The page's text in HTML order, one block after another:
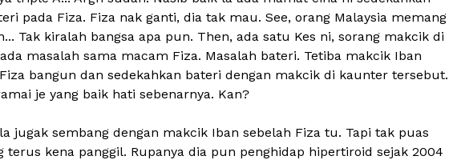
pada Fiza. Fiza nak ganti, dia tak mau. See, orang Malaysia memang
Tak kiralah bangsa apa pun. Then, ada satu Kes ni, sorang makcik di
masalah sama macam Fiza. Masalah bateri. Tetiba makcik Iban
bangun dan sedekahkan bateri dengan makcik di kaunter tersebut.
je yang baik hati sebenarnya. Kan?
jugak sembang dengan makcik Iban sebelah Fiza tu. Tapi tak puas
terus kena panggil. Rupanya dia pun penghidap hipertiroid sejak 2004